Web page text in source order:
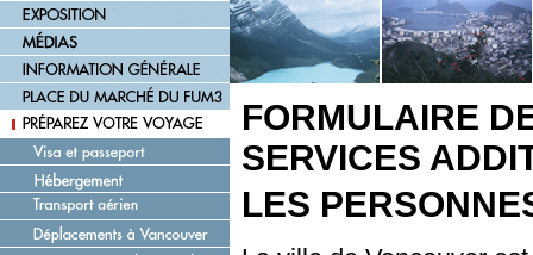
FORMULAIRE
SERVICES
LES